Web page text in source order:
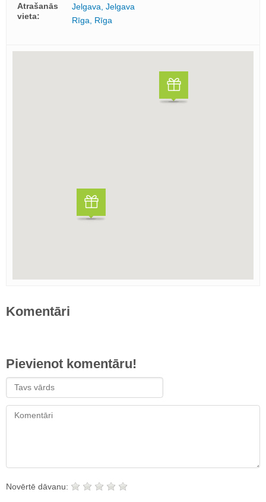
Atrašanās
vieta:
Jelgava, Jelgava
Rīga, Rīga
Komentāri
Pievienot komentāru!
Novērtē dāvanu: